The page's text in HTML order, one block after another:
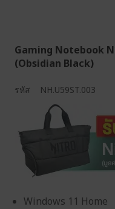
Gaming Notebook
(Obsidian Black)
รหัส NH.U59ST.003
Windows 11 Home